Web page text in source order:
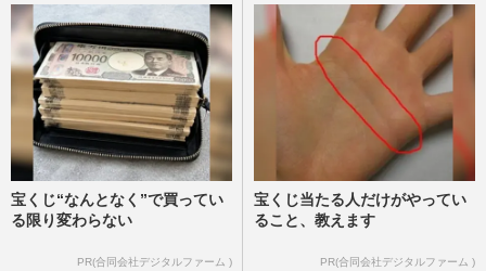
宝くじ“なんとなく”で買ってい
る限り変わらない
PR(合同会社デジタルファーム )
宝くじ当たる人だけがやってい
ること、教えます
PR(合同会社デジタルファーム )